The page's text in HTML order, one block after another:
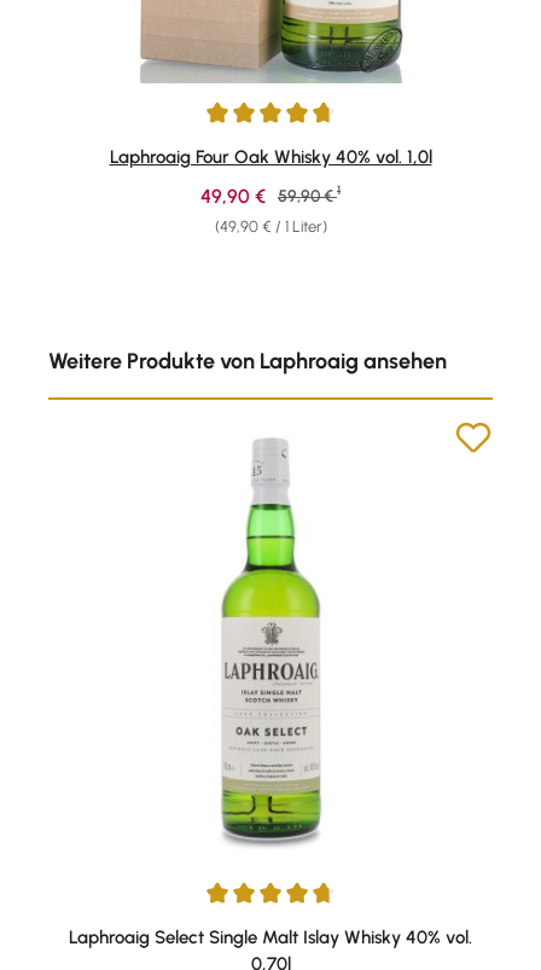
Durchschnittliche Bewertung von 4.76 von 5 Sternen
Laphroaig Four Oak Whisky 40% vol. 1,0l
(49,90 € / 1 Liter)
Verkaufspreis:
49,90 € Regulärer Preis:
59,90 € 1
Weitere Produkte von Laphroaig ansehen
Durchschnittliche Bewertung von 4.76 von 5 Sternen
Laphroaig Select Single Malt Islay Whisky 40% vol.
0,70l